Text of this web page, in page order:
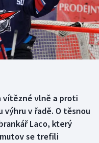
vítězné vlně a proti
v řadě. O těsnou
Laco, který
se trefili